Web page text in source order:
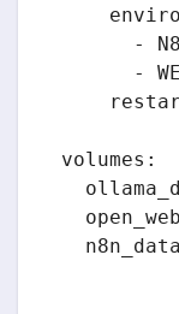
-
-
volumes: